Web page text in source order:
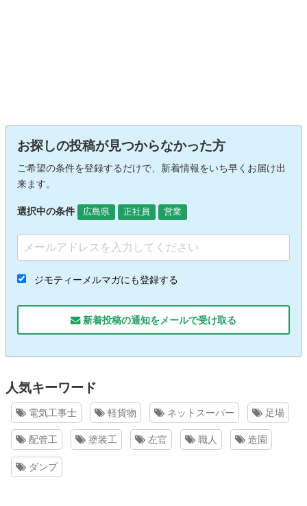
お探しの投稿が見つからなかった方
ご希望の条件を登録するだけで、新着情報をいち早くお届け出
来ます。
選択中の条件 広島県 正社員 営業
ジモティーメルマガにも登録する
新着投稿の通知をメールで受け取る
人気キーワード
電気工事士 軽貨物 ネットスーパー 足場
配管工 塗装工 左官 職人 造園
ダンプ